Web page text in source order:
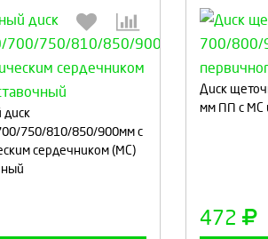
750/810/850/900мм с
сердечником (МС)
количество:
Диск
мм ПП с МС
472